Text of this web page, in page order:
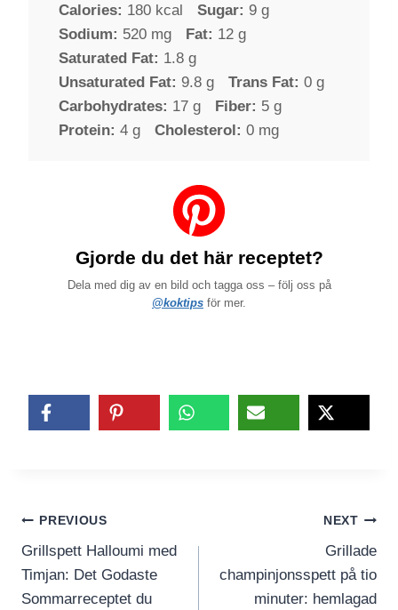
Calories: 180 kcal Sugar: 9 g
Sodium: 520 mg Fat: 12 g
Saturated Fat: 1.8 g
Unsaturated Fat: 9.8 g Trans Fat: 0 g
Carbohydrates: 17 g Fiber: 5 g
Protein: 4 g Cholesterol: 0 mg
Gjorde du det här receptet?
Dela med dig av en bild och tagga oss – följ oss på
@koktips för mer.
Inläggsnavigering
PREVIOUS
Grillspett Halloumi med
Timjan: Det Godaste
Sommarreceptet du
NEXT
Grillade
champinjonsspett på tio
minuter: hemlagad